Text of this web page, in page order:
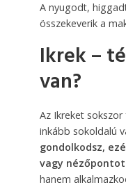
A nyugodt,
összekeverik a
Ikrek –
van?
Az Ikreket
inkább sokoldalú
gondolkodsz,
vagy
hanem